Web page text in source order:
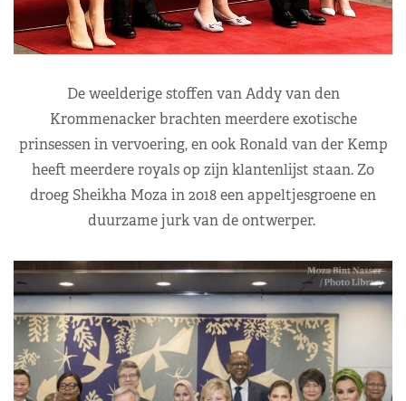
De weelderige stoffen van Addy van den
Krommenacker brachten meerdere exotische
prinsessen in vervoering, en ook Ronald van der Kemp
heeft meerdere royals op zijn klantenlijst staan. Zo
droeg Sheikha Moza in 2018 een appeltjesgroene en
duurzame jurk van de ontwerper.